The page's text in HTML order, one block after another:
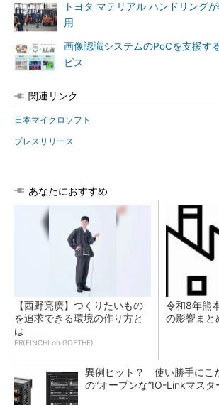
トヨタ マテリアル ハンドリング
用
画像認識システムのPoCを支援す
ビス
関連リンク
日本マイクロソフト
プレスリリース
あなたにおすすめ
【西野亮廣】つくりたいもの
を追求できる環境の作り方と
は
PR(FINCHI on GOETHE)
令和8年熊
の影響まと
異例ヒット？ 使い勝手にこ
の“オープンな”IO-Linkマスタ